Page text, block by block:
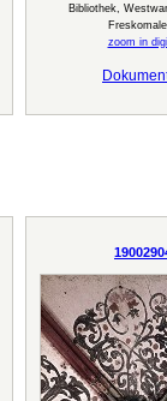
Bibliothek,
zoom in